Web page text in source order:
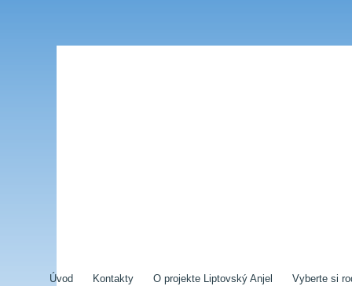
Úvod Kontakty O projekte Liptovský Anjel Vyberte si